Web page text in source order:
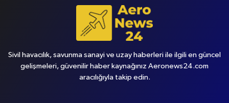
Sivil havacılık, savunma sanayi ve uzay haberleri ile ilgili en güncel
gelişmeleri, güvenilir haber kaynağınız Aeronews24.com
aracılığıyla takip edin.